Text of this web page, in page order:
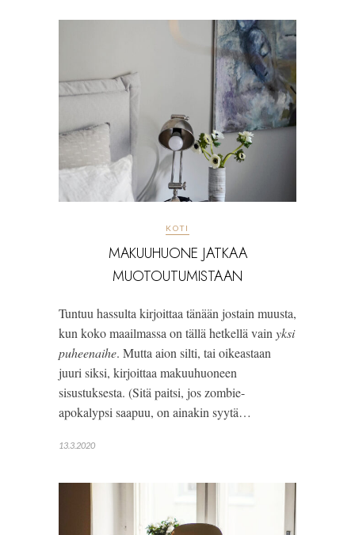
KOTI
MAKUUHUONE JATKAA
MUOTOUTUMISTAAN
Tuntuu hassulta kirjoittaa tänään jostain muusta,
kun koko maailmassa on tällä hetkellä vainyksi
puheenaihe. Mutta aion silti, tai oikeastaan
juuri siksi, kirjoittaa makuuhuoneen
sisustuksesta. (Sitä paitsi, jos zombie-
apokalypsi saapuu, on ainakin syytä…
13.3.2020